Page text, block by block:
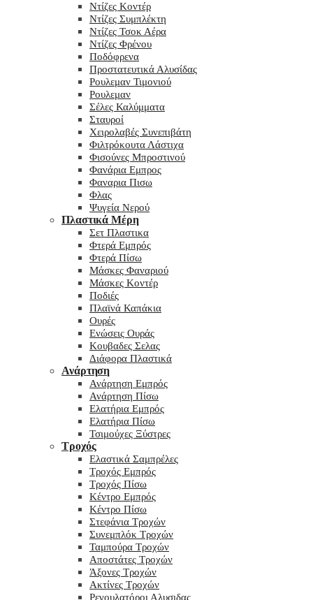
Ντίζες Κοντέρ
Ντίζες Συμπλέκτη
Ντίζες Τσοκ Αέρα
Ντίζες Φρένου
Ποδόφρενα
Προστατευτικά Αλυσίδας
Ρουλεμαν Τιμονιού
Ρουλεμαν
Σέλες Καλύμματα
Σταυροί
Χειρολαβές Συνεπιβάτη
Φιλτρόκουτα Λάστιχα
Φισούνες Μπροστινού
Φανάρια Εμπρος
Φαναρια Πισω
Φλας
Ψυγεία Νερού
Πλαστικά Μέρη
Σετ Πλαστικα
Φτερά Εμπρός
Φτερά Πίσω
Μάσκες Φαναριού
Μάσκες Κοντέρ
Ποδιές
Πλαϊνά Καπάκια
Ουρές
Ενώσεις Ουράς
Κουβαδες Σελας
Διάφορα Πλαστικά
Ανάρτηση
Ανάρτηση Εμπρός
Ανάρτηση Πίσω
Ελατήρια Εμπρός
Ελατήρια Πίσω
Τσιμούχες Ξύστρες
Τροχός
Ελαστικά Σαμπρέλες
Τροχός Εμπρός
Τροχός Πίσω
Κέντρο Εμπρός
Κέντρο Πίσω
Στεφάνια Τροχών
Συνεμπλόκ Τροχών
Ταμπούρα Τροχών
Αποστάτες Τροχών
Άξονες Τροχών
Ακτίνες Τροχών
Ρεγουλατόροι Αλυσιδας